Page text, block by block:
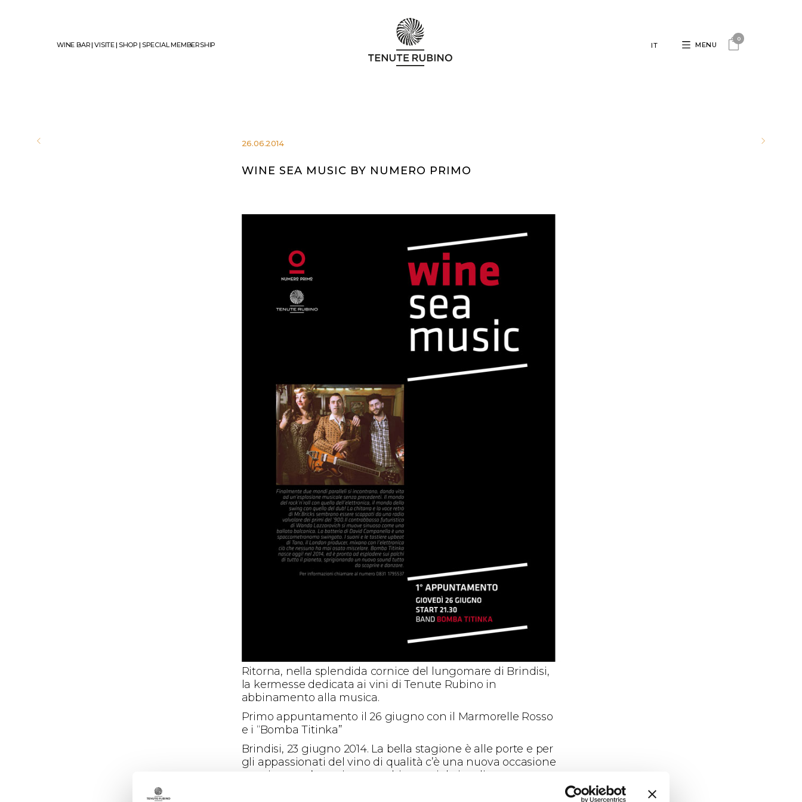
WINE BAR| VISITE| SHOP | SPECIAL MEMBERSHIP IT MENU
0
26.06.2014
WINE SEA MUSIC BY NUMERO PRIMO
Ritorna, nella splendida cornice del lungomare di Brindisi,
la kermesse dedicata ai vini di Tenute Rubino in
abbinamento alla musica.
Primo appuntamento il 26 giugno con il Marmorelle Rosso
e i “Bomba Titinka”
Brindisi, 23 giugno 2014. La bella stagione è alle porte e per
gli appassionati del vino di qualità c’è una nuova occasione
per vivere un’esperienza multisensoriale insolita,